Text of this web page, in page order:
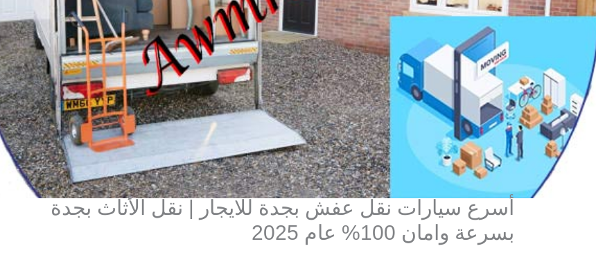
أسرع سيارات نقل عفش بجدة للايجار | نقل الأثاث بجدة
بسرعة وامان 100% عام 2025